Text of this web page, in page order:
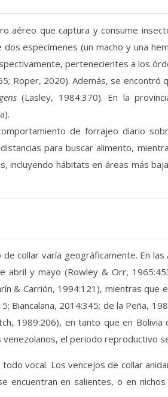
aéreo que captura y consume
especímenes (un macho y una
pertenecientes a los
Roper, 2020). Además, se
(Lasley, 1984:370). En la
de forrajeo diario
para buscar alimento,
incluyendo hábitats en áreas más
collar varía geográficamente. En
y mayo (Rowley & Orr,
& Carrión, 1994:121), mientras
Biancalana, 2014:345; de la Peña,
1989:206), en tanto que en
venezolanos, el periodo reproductivo
vocal. Los vencejos de collar
encuentran en salientes, o en